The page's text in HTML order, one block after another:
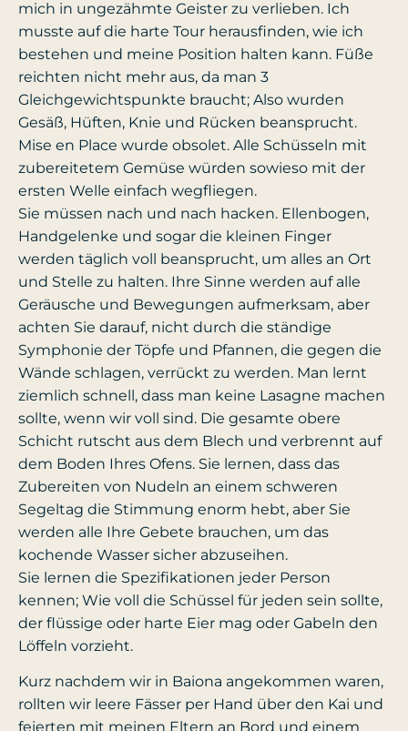
mich in ungezähmte Geister zu verlieben. Ich
musste auf die harte Tour herausfinden, wie ich
bestehen und meine Position halten kann. Füße
reichten nicht mehr aus, da man 3
Gleichgewichtspunkte braucht; Also wurden
Gesäß, Hüften, Knie und Rücken beansprucht.
Mise en Place wurde obsolet. Alle Schüsseln mit
zubereitetem Gemüse würden sowieso mit der
ersten Welle einfach wegfliegen.
Sie müssen nach und nach hacken. Ellenbogen,
Handgelenke und sogar die kleinen Finger
werden täglich voll beansprucht, um alles an Ort
und Stelle zu halten. Ihre Sinne werden auf alle
Geräusche und Bewegungen aufmerksam, aber
achten Sie darauf, nicht durch die ständige
Symphonie der Töpfe und Pfannen, die gegen die
Wände schlagen, verrückt zu werden. Man lernt
ziemlich schnell, dass man keine Lasagne machen
sollte, wenn wir voll sind. Die gesamte obere
Schicht rutscht aus dem Blech und verbrennt auf
dem Boden Ihres Ofens. Sie lernen, dass das
Zubereiten von Nudeln an einem schweren
Segeltag die Stimmung enorm hebt, aber Sie
werden alle Ihre Gebete brauchen, um das
kochende Wasser sicher abzuseihen.
Sie lernen die Spezifikationen jeder Person
kennen; Wie voll die Schüssel für jeden sein sollte,
der flüssige oder harte Eier mag oder Gabeln den
Löffeln vorzieht.
Kurz nachdem wir in Baiona angekommen waren,
rollten wir leere Fässer per Hand über den Kai und
feierten mit meinen Eltern an Bord und einem